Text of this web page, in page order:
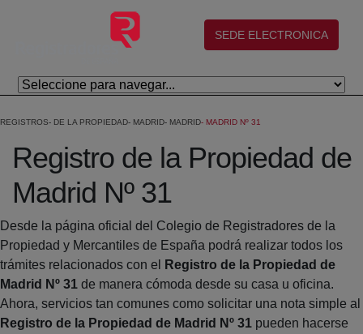
Salta al contingut principal
(abre en nueva ventana)
SEDE ELECTRONICA
REGISTROS DE LA PROPIEDAD MADRID MADRID MADRID Nº 31
Registro de la Propiedad de
Madrid Nº 31
Desde la página oficial del Colegio de Registradores de la
Propiedad y Mercantiles de España podrá realizar todos los
trámites relacionados con el
Registro de la Propiedad de
Madrid Nº 31 de manera cómoda desde su casa u oficina.
Ahora, servicios tan comunes como solicitar una nota simple al
Registro de la Propiedad de Madrid Nº 31 pueden hacerse